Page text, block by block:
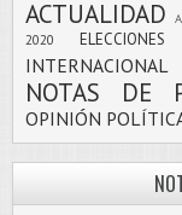
ACTUALIDAD
2020
INTERNACIONAL
NOTAS DE
OPINIÓN